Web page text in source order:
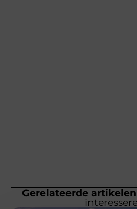
Gerelateerde artikelen